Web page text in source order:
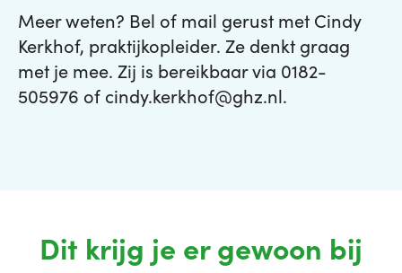
Meer weten? Bel of mail gerust met Cindy
Kerkhof, praktijkopleider. Ze denkt graag
met je mee. Zij is bereikbaar via 0182-
505976 of cindy.kerkhof@ghz.nl.
Dit krijg je er gewoon bij